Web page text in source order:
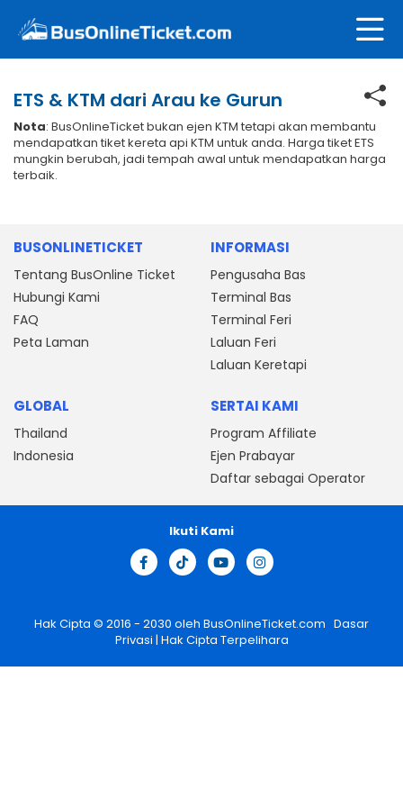
ETS & KTM dari Arau ke Gurun
Nota: BusOnlineTicket bukan ejen KTM tetapi akan membantu
mendapatkan tiket kereta api KTM untuk anda. Harga tiket ETS
mungkin berubah, jadi tempah awal untuk mendapatkan harga
terbaik.
BUSONLINETICKET
Tentang BusOnline Ticket
Hubungi Kami
FAQ
Peta Laman
INFORMASI
Pengusaha Bas
Terminal Bas
Terminal Feri
Laluan Feri
Laluan Keretapi
GLOBAL
Thailand
Indonesia
SERTAI KAMI
Program Affiliate
Ejen Prabayar
Daftar sebagai Operator
Hak Cipta © 2016 - 2030 oleh BusOnlineTicket.com Dasar
Privasi | Hak Cipta Terpelihara
Ikuti Kami